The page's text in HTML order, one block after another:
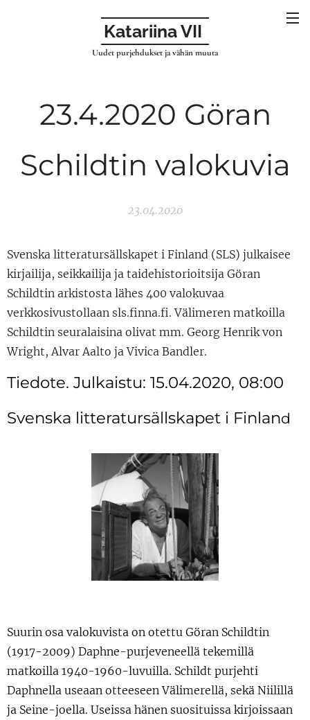
Katariina VII
Uudet purjehdukset ja vähän muuta
23.4.2020 Göran
Schildtin valokuvia
23.04.2020
Svenska litteratursällskapet i Finland (SLS) julkaisee
kirjailija, seikkailija ja taidehistorioitsija Göran
Schildtin arkistosta lähes 400 valokuvaa
verkkosivustollaan sls.finna.fi. Välimeren matkoilla
Schildtin seuralaisina olivat mm. Georg Henrik von
Wright, Alvar Aalto ja Vivica Bandler.
Tiedote. Julkaistu: 15.04.2020, 08:00
Svenska litteratursällskapet i Finland
Suurin osa valokuvista on otettu Göran Schildtin
(1917-2009) Daphne-purjeveneellä tekemillä
matkoilla 1940-1960-luvuilla. Schildt purjehti
Daphnella useaan otteeseen Välimerellä, sekä Niilillä
ja Seine-joella. Useissa hänen suosituissa kirjoissaan